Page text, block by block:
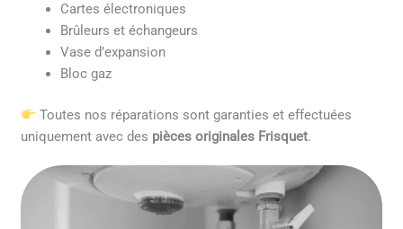
Cartes électroniques
Brûleurs et échangeurs
Vase d’expansion
Bloc gaz
Toutes nos réparations sont garanties et effectuées
uniquement avec des pièces originales Frisquet.